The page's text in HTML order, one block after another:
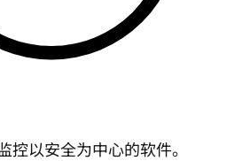
控以安全为中心的软件。